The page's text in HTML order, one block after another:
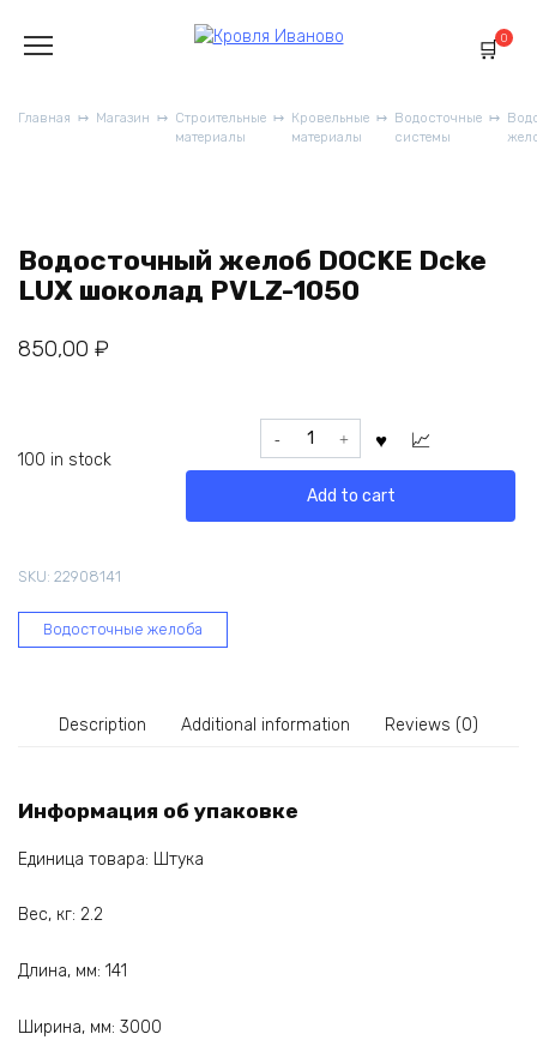
содержанию
0
Главная Магазин
Строительные
материалы
Кровельные
материалы
Водосточные
системы
Водосточный желоб DOCKE Dcke
LUX шоколад PVLZ-1050
850,00 ₽
100 in stock
Водосточный
желоб
Add to cart
SKU: 22908141
Водосточные желоба
Description Additional information Reviews (0)
Информация об упаковке
Единица товара: Штука
Вес, кг: 2.2
Длина, мм: 141
Ширина, мм: 3000